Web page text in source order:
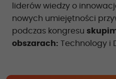
liderów wiedzy o
nowych umiejętności
podczas kongresu
obszarach: Technology i